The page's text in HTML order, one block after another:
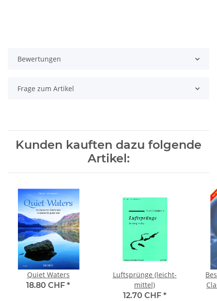
Bewertungen
Frage zum Artikel
Kunden kauften dazu folgende
Artikel:
Quiet Waters
18.80 CHF *
Luftsprünge (leicht-
mittel)
12.70 CHF *